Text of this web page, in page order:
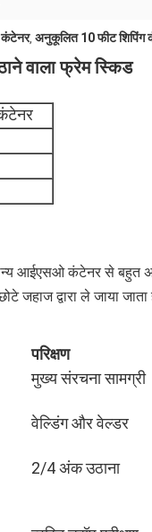
कंटेनर, अनुकूलित 10 फीट शिपिंग
वाला फ्रेम स्किड
आईएसओ कंटेनर से बहुत
जहाज द्वारा ले जाया जाता
परिक्षण
मुख्य संरचना सामग्री
वेल्डिंग और वेल्डर
2/4 अंक उठाना